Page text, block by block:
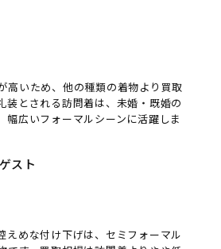
高いため、他の種類の着物より買取
装とされる訪問着は、未婚・既婚の
幅広いフォーマルシーンに活躍しま
スト
えめな付け下げは、セミフォーマル